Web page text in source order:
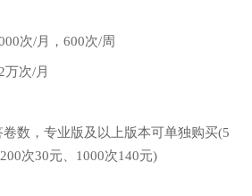
次/月，600次/周
次/月
数，专业版及以上版本可单独购买(5
次30元、1000次140元)